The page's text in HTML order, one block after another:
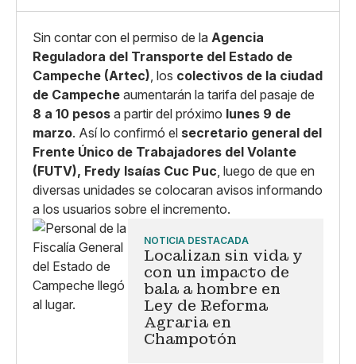
Sin contar con el permiso de la Agencia
Reguladora del Transporte del Estado de
Campeche (Artec), los colectivos de la ciudad
de Campeche aumentarán la tarifa del pasaje de
8 a 10 pesos a partir del próximo lunes 9 de
marzo. Así lo confirmó el secretario general del
Frente Único de Trabajadores del Volante
(FUTV), Fredy Isaías Cuc Puc, luego de que en
diversas unidades se colocaran avisos informando
a los usuarios sobre el incremento.
NOTICIA DESTACADA
Localizan sin vida y
con un impacto de
bala a hombre en
Ley de Reforma
Agraria en
Champotón